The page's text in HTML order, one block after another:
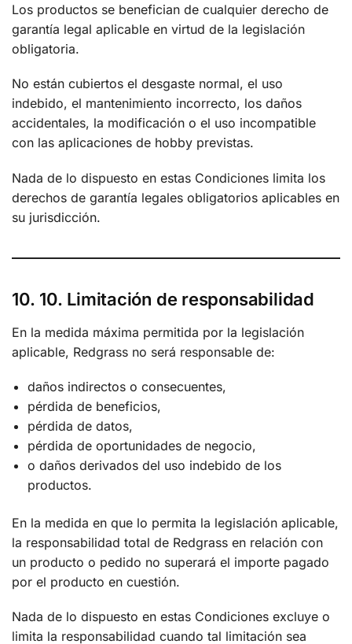
Los productos se benefician de cualquier derecho de
garantía legal aplicable en virtud de la legislación
obligatoria.
No están cubiertos el desgaste normal, el uso
indebido, el mantenimiento incorrecto, los daños
accidentales, la modificación o el uso incompatible
con las aplicaciones de hobby previstas.
Nada de lo dispuesto en estas Condiciones limita los
derechos de garantía legales obligatorios aplicables en
su jurisdicción.
10. 10. Limitación de responsabilidad
En la medida máxima permitida por la legislación
aplicable, Redgrass no será responsable de:
daños indirectos o consecuentes,
pérdida de beneficios,
pérdida de datos,
pérdida de oportunidades de negocio,
o daños derivados del uso indebido de los
productos.
En la medida en que lo permita la legislación aplicable,
la responsabilidad total de Redgrass en relación con
un producto o pedido no superará el importe pagado
por el producto en cuestión.
Nada de lo dispuesto en estas Condiciones excluye o
limita la responsabilidad cuando tal limitación sea